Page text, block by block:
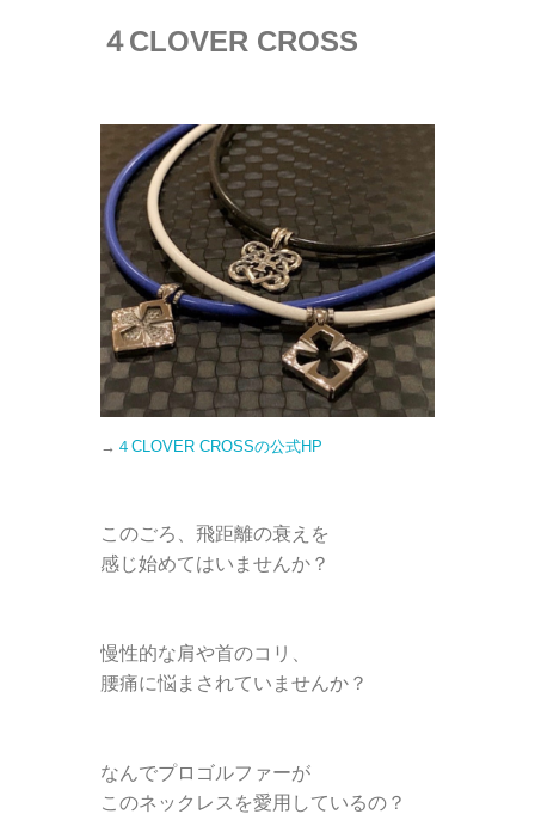
４CLOVER CROSS
→ ４CLOVER CROSSの公式HP
このごろ、飛距離の衰えを
感じ始めてはいませんか？
慢性的な肩や首のコリ、
腰痛に悩まされていませんか？
なんでプロゴルファーが
このネックレスを愛用しているの？